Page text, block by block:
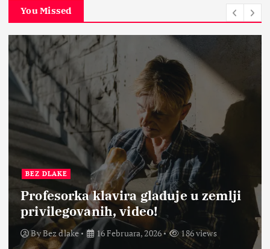
You Missed
BEZ DLAKE
Profesorka klavira gladuje u zemlji
privilegovanih, video!
ByBez dlake 16 Februara, 2026 186 views